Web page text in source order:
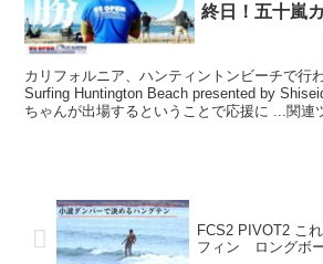
終日！五十嵐
カリフォルニア、ハンティントンビーチで行
Surfing Huntington Beach presented by
ちゃんが出場するということで応援に ...関連
FCS2 PIVOT2 こ
フィン ロングボ